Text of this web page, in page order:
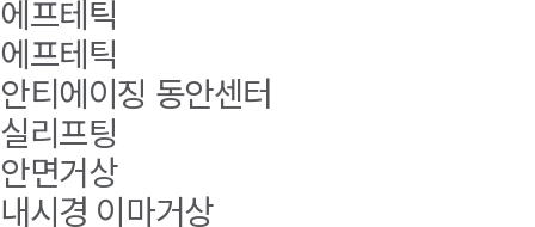
에프테틱
에프테틱
안티에이징 동안센터
실리프팅
안면거상
내시경 이마거상